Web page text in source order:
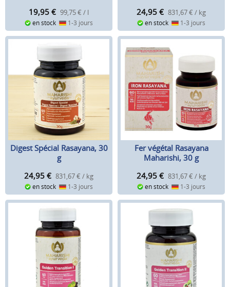
19,95 € 99,75 € / l
en stock 1-3 jours
24,95 € 831,67 € / kg
en stock 1-3 jours
Digest Spécial Rasayana, 30
g
24,95 € 831,67 € / kg
en stock 1-3 jours
Fer végétal Rasayana
Maharishi, 30 g
24,95 € 831,67 € / kg
en stock 1-3 jours